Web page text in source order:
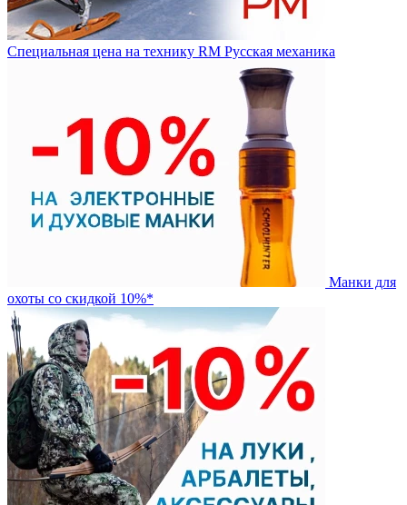
Специальная цена на технику RM Русская механика
Манки для
охоты со скидкой 10%*